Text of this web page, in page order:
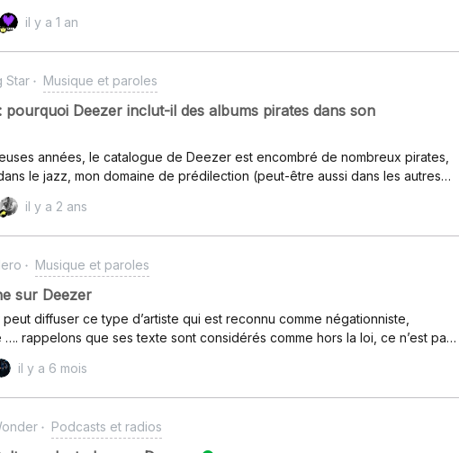
il y a 1 an
Star Musique et paroles
pourquoi Deezer inclut-il des albums pirates dans son
années, le catalogue de Deezer est encombré de nombreux pirates,
le jazz, mon domaine de prédilection (peut-être aussi dans les autres
le dire).Cela est préjudiciable pour les artistes et aussi pour nous, les
parfois à retrouver l’album original dans une jungle de références qui
est facile pour Deezer de se vanter de millions de références quand
complicité ?) envers ces “labels” fantômes.Demandons à Deezer de
pirates!C’est aussi facile que de nous supprimer nos commentaires sous
il y a 2 ans
Musique et paroles
sur Deezer
diffuser ce type d’artiste qui est reconnu comme négationniste,
…. rappelons que ses texte sont considérés comme hors la loi, ce n’est pas
ici !!je remets en question mon abonnement Deezer !
il y a 6 mois
Podcasts et radios